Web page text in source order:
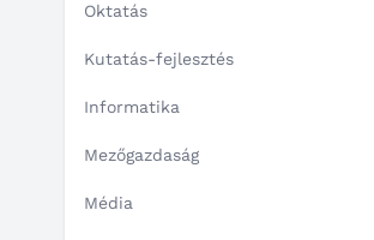
Oktatás
Kutatás-fejlesztés
Informatika
Mezőgazdaság
Média